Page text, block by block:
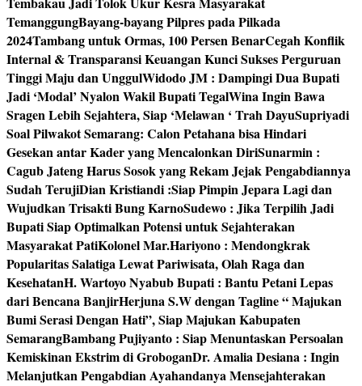
TemanggungBayang-bayang Pilpres pada Pilkada
2024Tambang untuk Ormas, 100 Persen BenarCegah Konflik
Internal & Transparansi Keuangan Kunci Sukses Perguruan
Tinggi Maju dan UnggulWidodo JM : Dampingi Dua Bupati
Jadi ‘Modal’ Nyalon Wakil Bupati TegalWina Ingin Bawa
Sragen Lebih Sejahtera, Siap ‘Melawan ‘ Trah DayuSupriyadi
Soal Pilwakot Semarang: Calon Petahana bisa Hindari
Gesekan antar Kader yang Mencalonkan DiriSunarmin :
Cagub Jateng Harus Sosok yang Rekam Jejak Pengabdiannya
Sudah TerujiDian Kristiandi :Siap Pimpin Jepara Lagi dan
Wujudkan Trisakti Bung KarnoSudewo : Jika Terpilih Jadi
Bupati Siap Optimalkan Potensi untuk Sejahterakan
Masyarakat PatiKolonel Mar.Hariyono : Mendongkrak
Popularitas Salatiga Lewat Pariwisata, Olah Raga dan
KesehatanH. Wartoyo Nyabub Bupati : Bantu Petani Lepas
dari Bencana BanjirHerjuna S.W dengan Tagline “ Majukan
Bumi Serasi Dengan Hati”, Siap Majukan Kabupaten
SemarangBambang Pujiyanto : Siap Menuntaskan Persoalan
Kemiskinan Ekstrim di GroboganDr. Amalia Desiana : Ingin
Melanjutkan Pengabdian Ayahandanya Mensejahterakan